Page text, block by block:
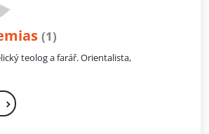
(1)
teolog a farář. Orientalista,